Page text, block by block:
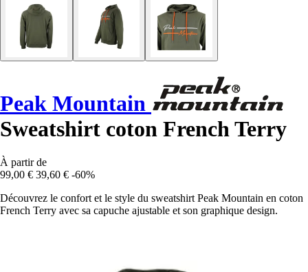
Peak Mountain
Sweatshirt coton French Terry
À partir de
99,00 € 39,60 € -60%
Découvrez le confort et le style du sweatshirt Peak Mountain en coton
French Terry avec sa capuche ajustable et son graphique design.